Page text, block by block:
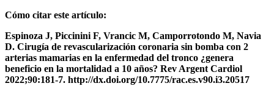
Cómo citar este artículo:
Espinoza J, Piccinini F, Vrancic M, Camporrotondo M, Navia
D. Cirugía de revascularización coronaria sin bomba con 2
arterias mamarias en la enfermedad del tronco ¿genera
beneficio en la mortalidad a 10 años? Rev Argent Cardiol
2022;90:181-7. http://dx.doi.org/10.7775/rac.es.v90.i3.20517